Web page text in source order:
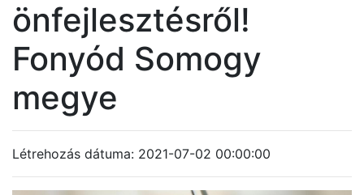
önfejlesztésről!
Fonyód Somogy
megye
Létrehozás dátuma: 2021-07-02 00:00:00